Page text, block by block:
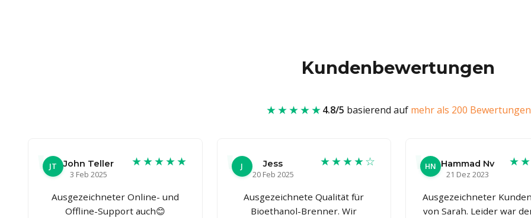
Kundenbewertungen
★★★★★4.8/5 basierend auf mehr als 200 Bewertungen
JT
John Teller
3 Feb 2025
★★★★★
Ausgezeichneter Online- und
Offline-Support auch😊
J
Jess
20 Feb 2025
★★★★☆
Ausgezeichnete Qualität für
Bioethanol-Brenner. Wir
HN Hammad Nv
21 Dez 2023
Ausgezeichneter
von Sarah. Leider war